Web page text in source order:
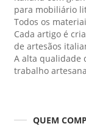
para mobiliário
Todos os
Cada artigo é
de artesãos
A alta qualidade
trabalho
QUEM